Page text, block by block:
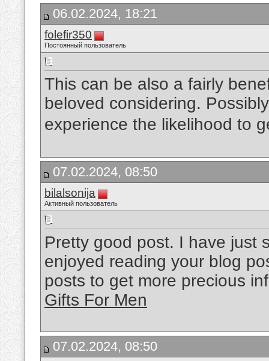
06.02.2024, 18:21
folefir350
Постоянный пользователь
This can be also a fairly
beloved considering.
experience the likelihood to
07.02.2024, 08:50
bilalsonija
Активный пользователь
Pretty good post. I have just
enjoyed reading your blog
posts to get more precious
Gifts For Men
07.02.2024, 08:50